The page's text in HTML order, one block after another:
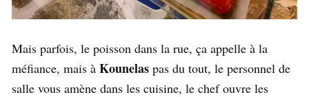
Mais parfois, le poisson dans la rue, ça appelle à la
méfiance, mais à Kounelas pas du tout, le personnel de
salle vous amène dans les cuisine, le chef ouvre les